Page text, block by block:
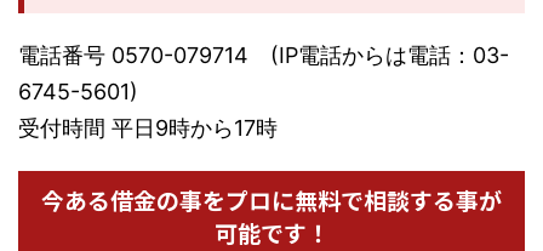
電話番号 0570-079714 (IP電話からは電話：03-
6745-5601)
受付時間 平日9時から17時
今ある借金の事をプロに無料で相談する事が
可能です！